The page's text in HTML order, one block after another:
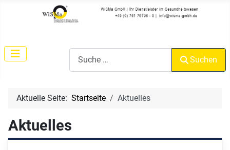
Suchen
Aktuelle Seite: Startseite Aktuelles
Aktuelles